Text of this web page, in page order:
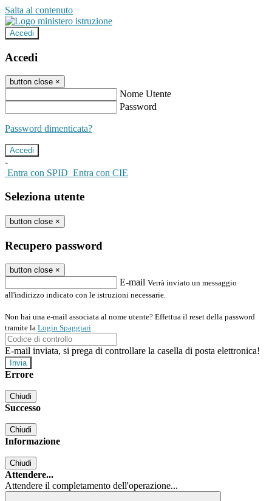
Salta al contenuto
Accedi
Accedi
button close ×
Nome Utente
Password
Password dimenticata?
-
Entra con SPID Entra con CIE
Seleziona utente
button close ×
Recupero password
button close ×
E-mail Verrà inviato un messaggio
all'indirizzo indicato con le istruzioni necessarie.
Non hai una e-mail associata al nome utente? Effettua il reset della password
tramite la Login Spaggiari
E-mail inviata, si prega di controllare la casella di posta elettronica!
Errore
Chiudi
Successo
Chiudi
Informazione
Chiudi
Attendere...
Attendere il completamento dell'operazione...